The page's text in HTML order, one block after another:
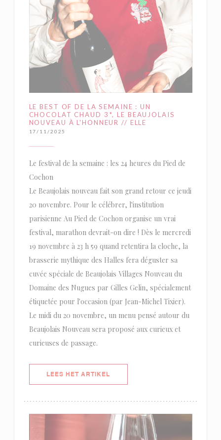
LE BEST OF DE LA SEMAINE : UN
CHOCOLAT CHAUD 3*, LE BEAUJOLAIS
NOUVEAU À L'HONNEUR // ELLE
17/11/2025
Le festival de la semaine : les 24 heures du Pied de
Cochon
Le Beaujolais nouveau fait son grand retour ce jeudi
20 novembre. Pour le célébrer, l'institution
parisienne Au Pied de Cochon organise un vrai
festival, marathon devrait-on dire ! Dès le mercredi
19 novembre à 23 h 59 quand retentira la cloche, la
brasserie mythique des Halles fera déguster sa
cuvée spéciale de Beaujolais Villages Nouveau du
Domaine des Nugues par Gilles Gelin, spécialement
étiquetée pour l'occasion (par Jean-Michel Tixier).
Le midi du 20 novembre, un menu pensé autour du
Beaujolais Nouveau sera proposé aux curieux et
curieuses de passage.
LEES HET ARTIKEL